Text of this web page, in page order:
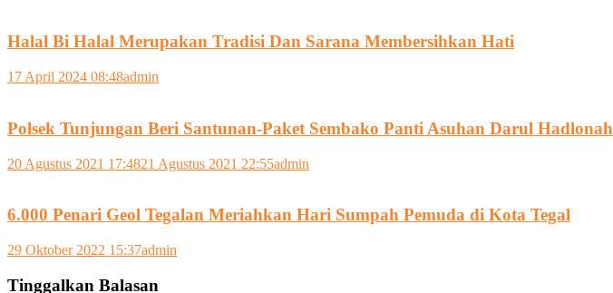
Halal Bi Halal Merupakan Tradisi Dan Sarana Membersihkan Hati
17 April 2024 08:48admin
Polsek Tunjungan Beri Santunan-Paket Sembako Panti Asuhan Darul Hadlonah
20 Agustus 2021 17:4821 Agustus 2021 22:55admin
6.000 Penari Geol Tegalan Meriahkan Hari Sumpah Pemuda di Kota Tegal
29 Oktober 2022 15:37admin
Tinggalkan Balasan